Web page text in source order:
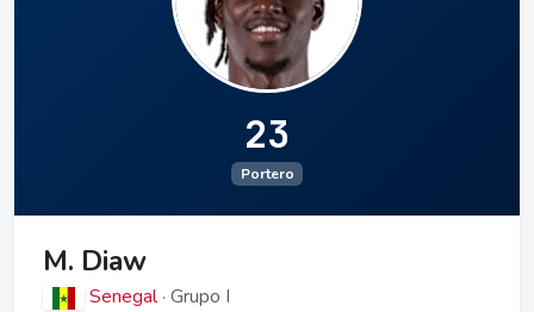
23
Portero
M. Diaw
Senegal· Grupo I